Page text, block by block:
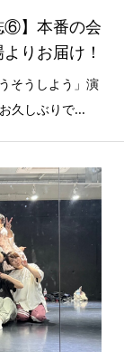
⑥】本番の会
りお届け！
そうしよう」演
久しぶりで...